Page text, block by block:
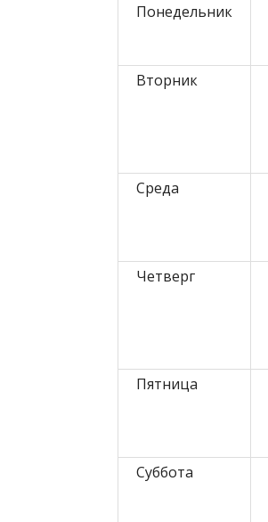
Понедельник
Вторник
Среда
Четверг
Пятница
Суббота